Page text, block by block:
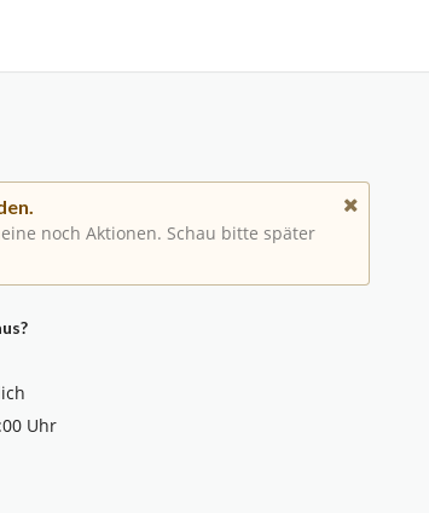
noch Aktionen. Schau bitte später
Uhr